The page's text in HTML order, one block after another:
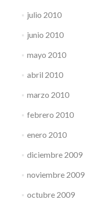
julio 2010
junio 2010
mayo 2010
abril 2010
marzo 2010
febrero 2010
enero 2010
diciembre 2009
noviembre 2009
octubre 2009